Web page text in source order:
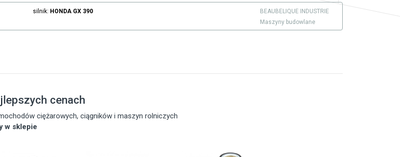
silnik: HONDA GX 390
BEAUBELIQUE INDUSTRIE
Maszyny budowlane
cenach
ciężarowych, ciągników i maszyn rolniczych
w sklepie